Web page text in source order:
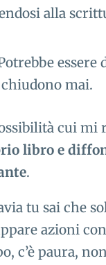
alla
essere
mai.
cui mi
libro e
.
tu sai che
azioni
c’è paura,